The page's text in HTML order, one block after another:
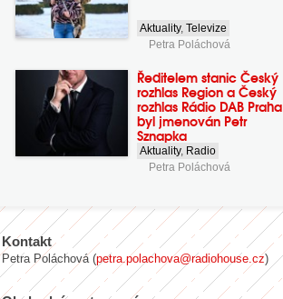
Aktuality,Televize
Petra Poláchová
Ředitelem stanic Český
rozhlas Region a Český
rozhlas Rádio DAB Praha
byl jmenován Petr
Sznapka
Aktuality, Radio
Petra Poláchová
Kontakt
Petra Poláchová (petra.polachova@radiohouse.cz)